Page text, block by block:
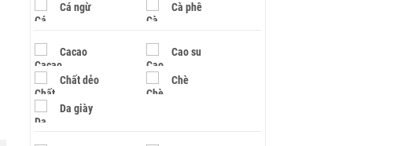
Cá ngừ Cà phê
Cacao Cao su
Chất dẻo Chè
Da giày